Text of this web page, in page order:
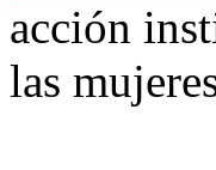
acción
las